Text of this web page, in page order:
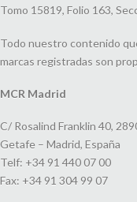
Tomo 15819, Folio 163,
Todo nuestro contenido
marcas registradas son
MCR Madrid
C/ Rosalind Franklin 40,
Getafe – Madrid, España
Telf: +34 91 440 07 00
Fax: +34 91 304 99 07